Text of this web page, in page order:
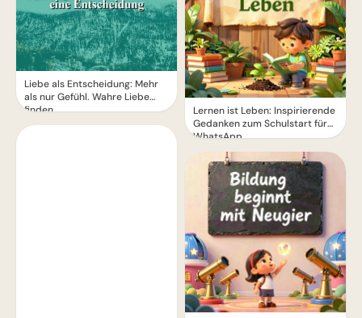
Liebe als Entscheidung: Mehr
als nur Gefühl. Wahre Liebe
finden.
Lernen ist Leben: Inspirierende
Gedanken zum Schulstart für
WhatsApp.